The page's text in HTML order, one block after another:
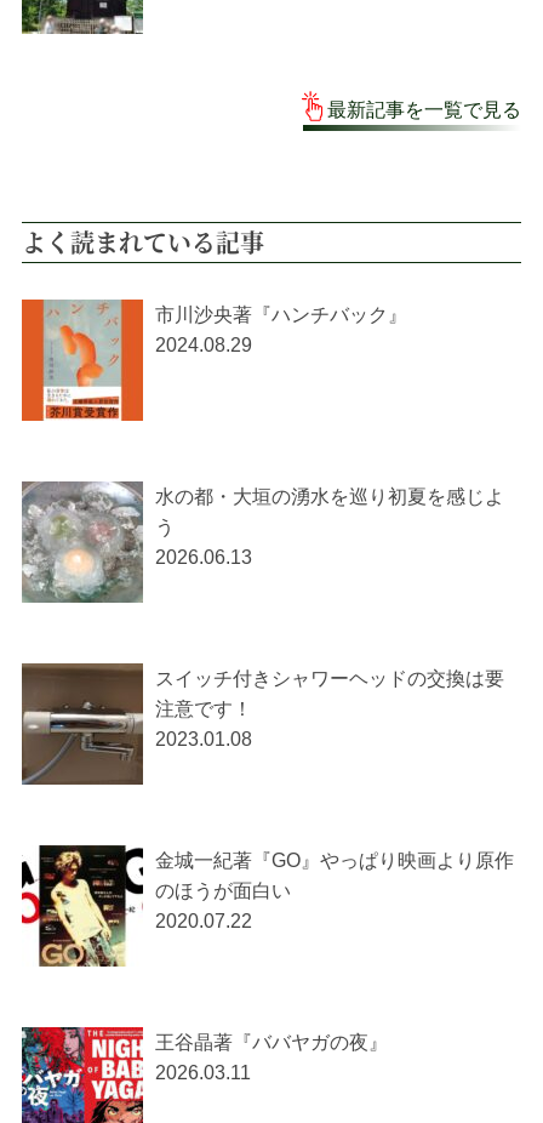
最新記事を一覧で見る
よく読まれている記事
市川沙央著『ハンチバック』
2024.08.29
水の都・大垣の湧水を巡り初夏を感じよ
う
2026.06.13
スイッチ付きシャワーヘッドの交換は要
注意です！
2023.01.08
金城一紀著『GO』やっぱり映画より原作
のほうが面白い
2020.07.22
王谷晶著『ババヤガの夜』
2026.03.11